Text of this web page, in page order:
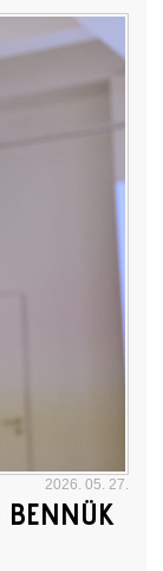
2026. 05. 27.
BENNÜK